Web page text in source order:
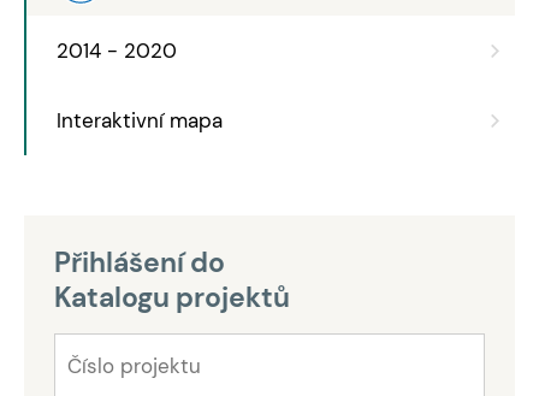
2014 - 2020
Interaktivní mapa
Přihlášení do
Katalogu projektů